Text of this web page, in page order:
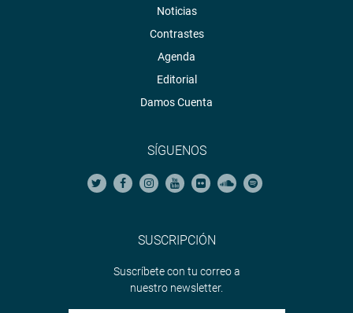
Noticias
Contrastes
Agenda
Editorial
Damos Cuenta
SÍGUENOS
SUSCRIPCIÓN
Suscríbete con tu correo a
nuestro newsletter.